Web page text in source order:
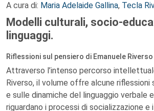
A cura di: Maria Adelaide Gallina, Tecla
Modelli culturali, socio-
linguaggi.
Riflessioni sul pensiero di Emanuele Riverso
Attraverso l’intenso percorso
Riverso, il volume offre alcune riflessioni
e sulle dinamiche del linguaggio verbale
riguardano i processi di socializzazione